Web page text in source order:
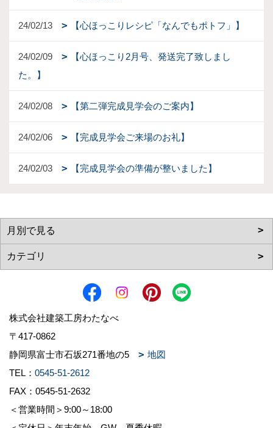
24/02/13 【心ほっこりレシピ「なんでもポトフ」】
24/02/09
【心ほっこり2月号、発送完了致しまし
た。】
24/02/08 【第二弾完成見学会のご案内】
24/02/06 【完成見学会ご来場のお礼】
24/02/03 【完成見学会の準備が整いました】
株式会社建築工房わたなべ
〒417-0862
静岡県富士市石坂271番地の5
地図
TEL： 0545-51-2612
FAX：0545-51-2632
＜営業時間＞9:00～18:00